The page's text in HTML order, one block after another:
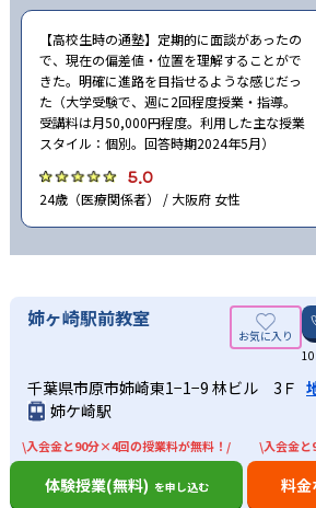
【高校生時の通塾】定期的に面談があったの
で、現在の偏差値・位置を理解することがで
きた。明確に進路を目指せるような感じだっ
た（大学受験で、週に2回程度授業・指導。
受講料は月50,000円程度。利用した主な授業
スタイル：個別。回答時期2024年5月）
5.0
24歳（医療関係者） / 大阪府 女性
姉ヶ崎駅前教室
千葉県市原市姉崎東1−1−9 林ビル 3Ｆ
姉ケ崎駅
\入会金と90分×4回の授業料が無料！/
体験授業(無料) を申し込む
\入会金
料金